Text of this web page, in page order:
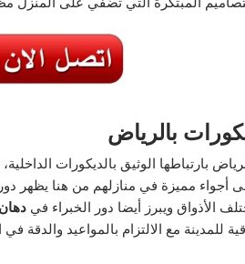
بالرياض
بارتباطها الوثيق بالديكورات
أجواء مميزة في منازلهم من هنا يظهر
الأذواق ويبرز أيضا دور الخبراء في
للمدينة مع الالتزام بالمواعيد